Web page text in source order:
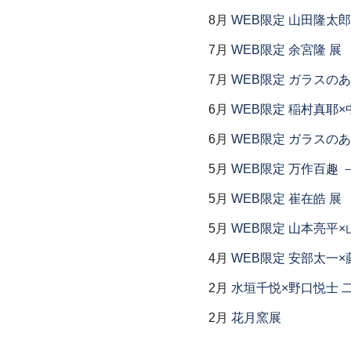
8月 WEB限定 山田隆太
7月 WEB限定 余宮隆 展
7月 WEB限定 ガラスの
6月 WEB限定 稲村真耶×
6月 WEB限定 ガラスの
5月 WEB限定 万作百趣
5月 WEB限定 崔在皓 展
5月 WEB限定 山本亮平×
4月 WEB限定 安部太一×
2月 水垣千悦×野口悦士
2月 花月窯展